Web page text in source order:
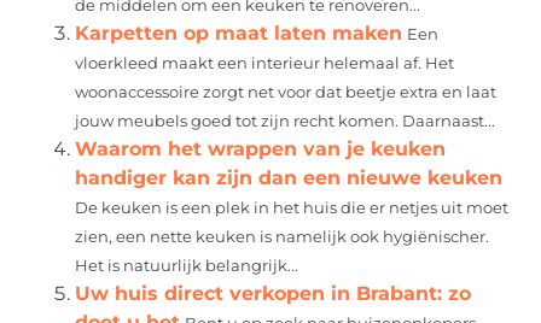
de middelen om een keuken te renoveren...
Karpetten op maat laten maken Een
vloerkleed maakt een interieur helemaal af. Het
woonaccessoire zorgt net voor dat beetje extra en laat
jouw meubels goed tot zijn recht komen. Daarnaast...
Waarom het wrappen van je keuken
handiger kan zijn dan een nieuwe keuken
De keuken is een plek in het huis die er netjes uit moet
zien, een nette keuken is namelijk ook hygiënischer.
Het is natuurlijk belangrijk...
Uw huis direct verkopen in Brabant: zo